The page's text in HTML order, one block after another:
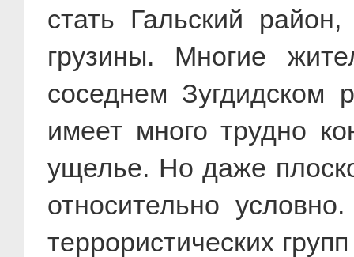
стать Гальский
грузины. Многие
соседнем Зугдидском
имеет много трудно
ущелье. Но даже
относительно
террористических